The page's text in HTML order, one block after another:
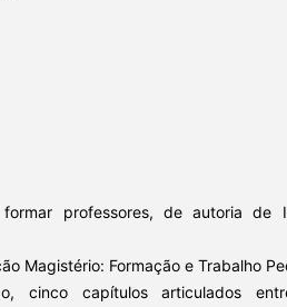
professores, de autoria de
Magistério: Formação e Trabalho
cinco capítulos articulados